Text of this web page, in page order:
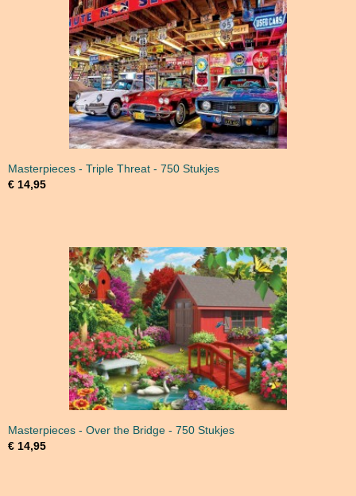
Masterpieces - Triple Threat - 750 Stukjes
€ 14,95
Masterpieces - Over the Bridge - 750 Stukjes
€ 14,95